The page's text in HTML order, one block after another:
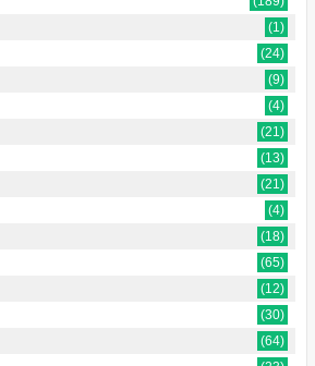
(1)
(24)
(9)
(4)
(21)
(13)
(21)
(4)
(18)
(65)
(12)
(30)
(64)